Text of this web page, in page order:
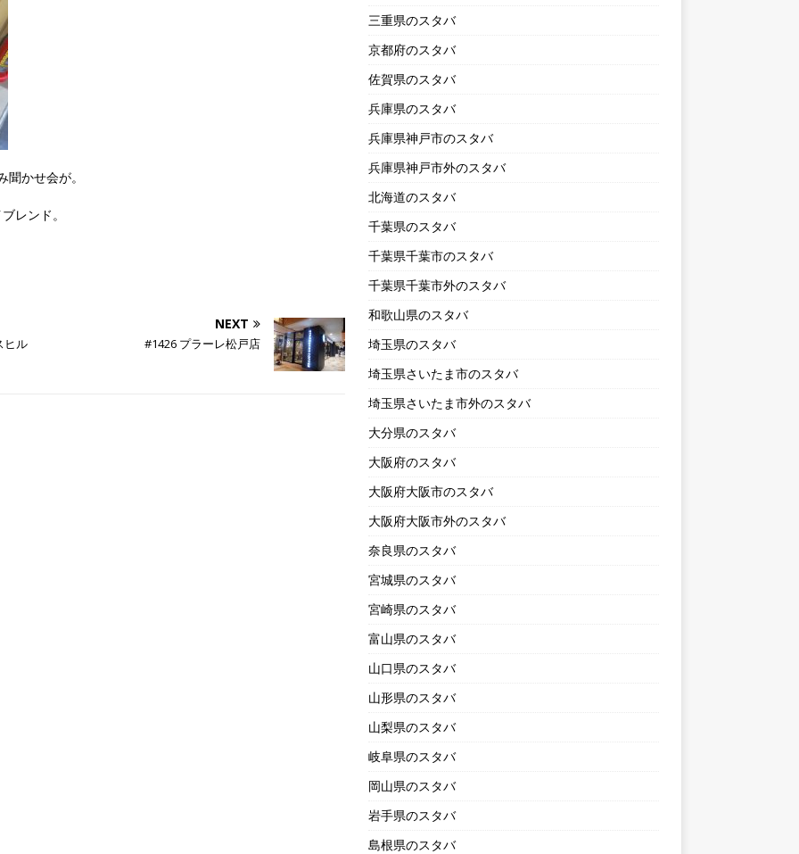
かせ会が。
レンド。
ヒル
NEXT
#1426 プラーレ松戸店
三重県のスタバ
京都府のスタバ
佐賀県のスタバ
兵庫県のスタバ
兵庫県神戸市のスタバ
兵庫県神戸市外のスタバ
北海道のスタバ
千葉県のスタバ
千葉県千葉市のスタバ
千葉県千葉市外のスタバ
和歌山県のスタバ
埼玉県のスタバ
埼玉県さいたま市のスタバ
埼玉県さいたま市外のスタバ
大分県のスタバ
大阪府のスタバ
大阪府大阪市のスタバ
大阪府大阪市外のスタバ
奈良県のスタバ
宮城県のスタバ
宮崎県のスタバ
富山県のスタバ
山口県のスタバ
山形県のスタバ
山梨県のスタバ
岐阜県のスタバ
岡山県のスタバ
岩手県のスタバ
島根県のスタバ